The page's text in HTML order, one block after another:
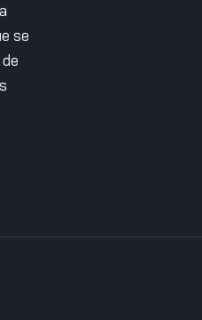
se